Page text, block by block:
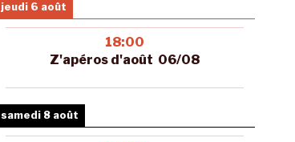
jeudi 6 août
18:00
Z'apéros d'août 06/08
samedi 8 août